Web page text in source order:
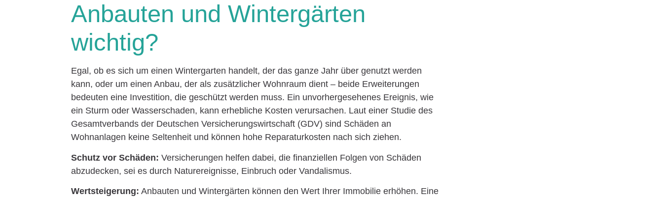
Anbauten und Wintergärten
wichtig?
Egal, ob es sich um einen Wintergarten handelt, der das ganze Jahr über genutzt werden
kann, oder um einen Anbau, der als zusätzlicher Wohnraum dient – beide Erweiterungen
bedeuten eine Investition, die geschützt werden muss. Ein unvorhergesehenes Ereignis, wie
ein Sturm oder Wasserschaden, kann erhebliche Kosten verursachen. Laut einer Studie des
Gesamtverbands der Deutschen Versicherungswirtschaft (GDV) sind Schäden an
Wohnanlagen keine Seltenheit und können hohe Reparaturkosten nach sich ziehen.
Schutz vor Schäden: Versicherungen helfen dabei, die finanziellen Folgen von Schäden
abzudecken, sei es durch Naturereignisse, Einbruch oder Vandalismus.
Wertsteigerung: Anbauten und Wintergärten können den Wert Ihrer Immobilie erhöhen. Eine